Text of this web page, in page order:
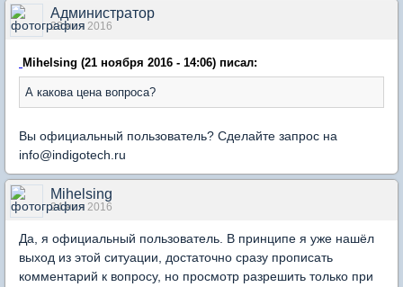
Администратор
23 ноя 2016
Mihelsing (21 ноября 2016 - 14:06) писал:
А какова цена вопроса?
Вы официальный пользователь? Сделайте запрос на
info@indigotech.ru
Mihelsing
24 ноя 2016
Да, я официальный пользователь. В принципе я уже нашёл
выход из этой ситуации, достаточно сразу прописать
комментарий к вопросу, но просмотр разрешить только при